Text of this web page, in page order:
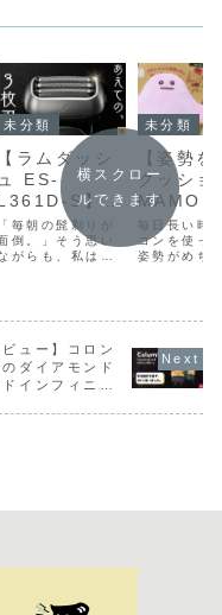
未分類
【ラムダッシ
ュ ES-
S】初
めての電気シ
ーバーに選
だ理由と使
「毎朝の髭剃りが
倒。」そう思い
がらも、私はず
ーは便利そうだ
ど、値段が高い
し、本当に深剃り
できるのか？とい
未分類
【姿勢
クッショ
MAMO
どいデス
ークをサ
トする便
毎日長い時
コンを使っ
姿勢がめち
わないわけ
かないし。
ことを考え
横スクロー
ルできます
ビュー】コロン
のダイアモンド
インフィニテ